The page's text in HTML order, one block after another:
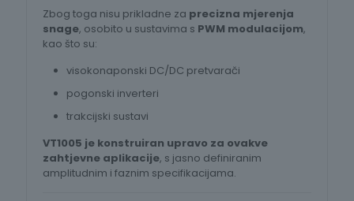
Zbog toga nisu prikladne za precizna mjerenja
snage, osobito u sustavima s PWM modulacijom,
kao što su:
visokonaponski DC/DC pretvarači
pogonski inverteri
trakcijski sustavi
VT1005 je konstruiran upravo za ovakve
zahtjevne aplikacije, s jasno definiranim
amplitudnim i faznim specifikacijama.